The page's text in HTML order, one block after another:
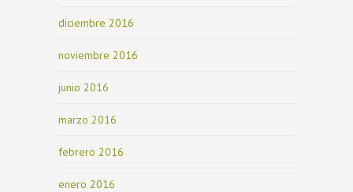
diciembre 2016
noviembre 2016
junio 2016
marzo 2016
febrero 2016
enero 2016